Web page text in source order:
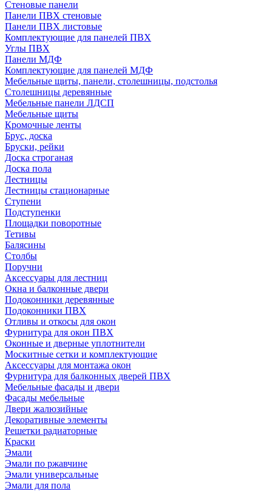
Стеновые панели
Панели ПВХ стеновые
Панели ПВХ листовые
Комплектующие для панелей ПВХ
Углы ПВХ
Панели МДФ
Комплектующие для панелей МДФ
Мебельные щиты, панели, столешницы, подстолья
Столешницы деревянные
Мебельные панели ЛДСП
Мебельные щиты
Кромочные ленты
Брус, доска
Бруски, рейки
Доска строганая
Доска пола
Лестницы
Лестницы стационарные
Ступени
Подступенки
Площадки поворотные
Тетивы
Балясины
Столбы
Поручни
Аксессуары для лестниц
Окна и балконные двери
Подоконники деревянные
Подоконники ПВХ
Отливы и откосы для окон
Фурнитура для окон ПВХ
Оконные и дверные уплотнители
Москитные сетки и комплектующие
Аксессуары для монтажа окон
Фурнитура для балконных дверей ПВХ
Мебельные фасады и двери
Фасады мебельные
Двери жалюзийные
Декоративные элементы
Решетки радиаторные
Краски
Эмали
Эмали по ржавчине
Эмали универсальные
Эмали для пола